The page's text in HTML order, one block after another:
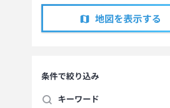
地図を表示する
条件で絞り込み
キーワード